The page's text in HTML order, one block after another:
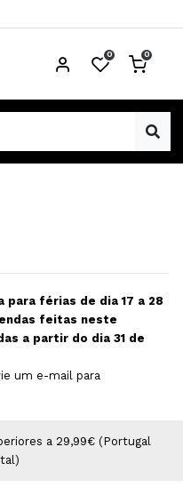
0 0
Homem
para férias de dia 17 a 28
feitas neste
a partir do dia 31 de
um e-mail para
a 29,99€ (Portugal